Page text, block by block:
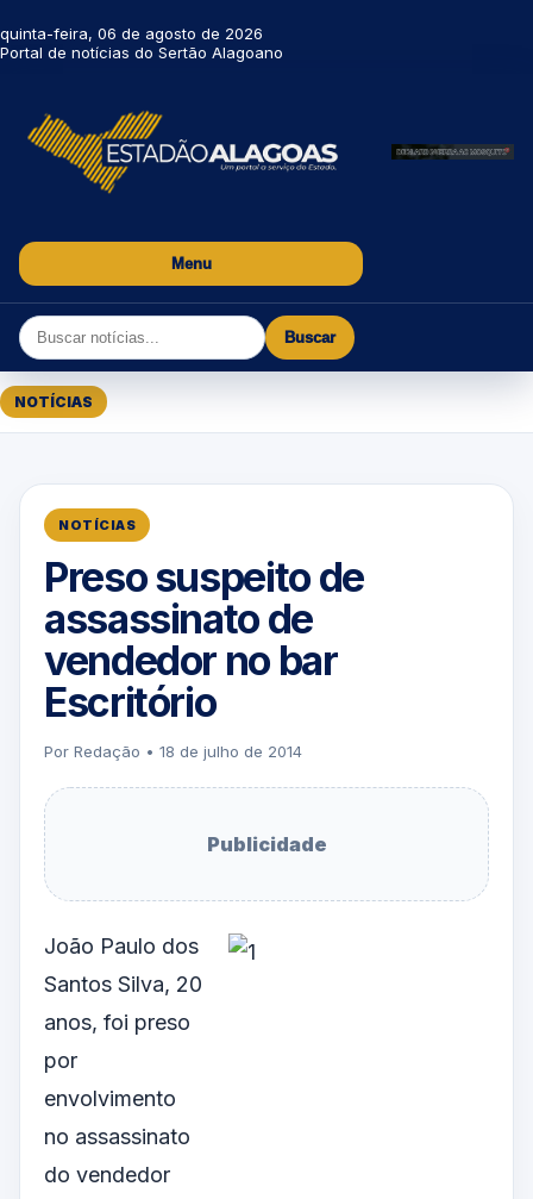
quinta-feira, 06 de agosto de 2026
Portal de notícias do Sertão Alagoano
Menu
Buscar
NOTÍCIAS
NOTÍCIAS
Preso suspeito de
assassinato de
vendedor no bar
Escritório
Por Redação • 18 de julho de 2014
Publicidade
João Paulo dos
Santos Silva, 20
anos, foi preso
por
envolvimento
no assassinato
do vendedor